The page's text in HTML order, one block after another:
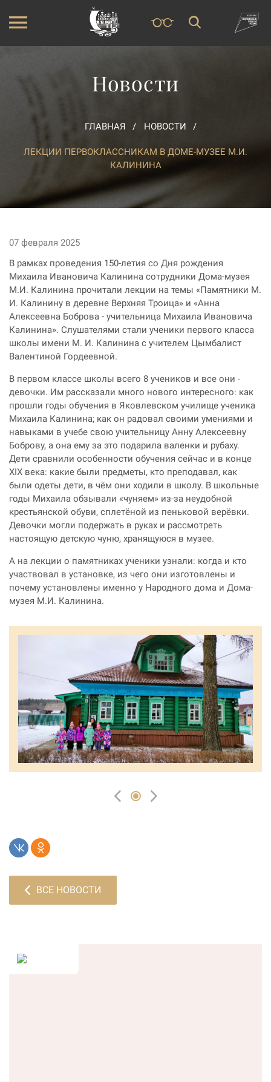
Новости
ГЛАВНАЯ НОВОСТИ
ЛЕКЦИИ ПЕРВОКЛАССНИКАМ В ДОМЕ-МУЗЕЕ М.И.
КАЛИНИНА
07 февраля 2025
В рамках проведения 150-летия со Дня рождения
Михаила Ивановича Калинина сотрудники Дома-музея
М.И. Калинина прочитали лекции на темы «Памятники М.
И. Калинину в деревне Верхняя Троица» и «Анна
Алексеевна Боброва - учительница Михаила Ивановича
Калинина». Слушателями стали ученики первого класса
школы имени М. И. Калинина с учителем Цымбалист
Валентиной Гордеевной.
В первом классе школы всего 8 учеников и все они -
девочки. Им рассказали много нового интересного: как
прошли годы обучения в Яковлевском училище ученика
Михаила Калинина; как он радовал своими умениями и
навыками в учебе свою учительницу Анну Алексеевну
Боброву, а она ему за это подарила валенки и рубаху.
Дети сравнили особенности обучения сейчас и в конце
XIX века: какие были предметы, кто преподавал, как
были одеты дети, в чëм они ходили в школу. В школьные
годы Михаила обзывали «чуняем» из-за неудобной
крестьянской обуви, сплетëной из пеньковой верëвки.
Девочки могли подержать в руках и рассмотреть
настоящую детскую чуню, хранящуюся в музее.
А на лекции о памятниках ученики узнали: когда и кто
участвовал в установке, из чего они изготовлены и
почему установлены именно у Народного дома и Дома-
музея М.И. Калинина.
ВСЕ НОВОСТИ